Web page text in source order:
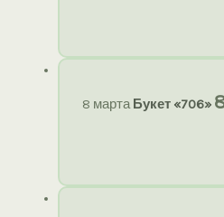
8 марта Букет «706»